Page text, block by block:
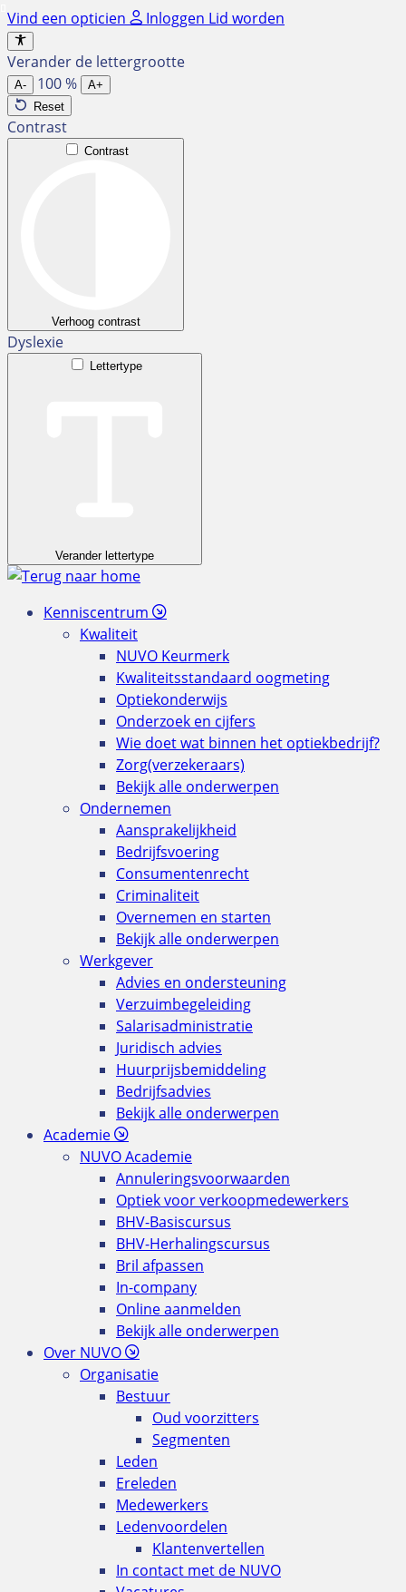
Ga
naar
de
inhoud
Vind een opticien Inloggen Lid worden
Verander de lettergrootte
A- 100%
A+
Reset
Contrast
Contrast
Verhoog contrast
Dyslexie
Lettertype
Verander lettertype
Kenniscentrum
Kwaliteit
NUVO Keurmerk
Kwaliteitsstandaard oogmeting
Optiekonderwijs
Onderzoek en cijfers
Wie doet wat binnen het optiekbedrijf?
Zorg(verzekeraars)
Bekijk alle onderwerpen
Ondernemen
Aansprakelijkheid
Bedrijfsvoering
Consumentenrecht
Criminaliteit
Overnemen en starten
Bekijk alle onderwerpen
Werkgever
Advies en ondersteuning
Verzuimbegeleiding
Salarisadministratie
Juridisch advies
Huurprijsbemiddeling
Bedrijfsadvies
Bekijk alle onderwerpen
Academie
NUVO Academie
Annuleringsvoorwaarden
Optiek voor verkoopmedewerkers
BHV-Basiscursus
BHV-Herhalingscursus
Bril afpassen
In-company
Online aanmelden
Bekijk alle onderwerpen
Over NUVO
Organisatie
Bestuur
Oud voorzitters
Segmenten
Leden
Ereleden
Medewerkers
Ledenvoordelen
Klantenvertellen
In contact met de NUVO